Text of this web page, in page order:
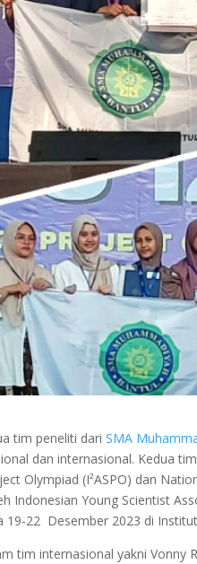
tim peneliti dariSMA
dan internasional. Kedua
Olympiad (I²ASPO) dan
Indonesian Young Scientist
19-22 Desember 2023 di
tim internasional yakni Vonny